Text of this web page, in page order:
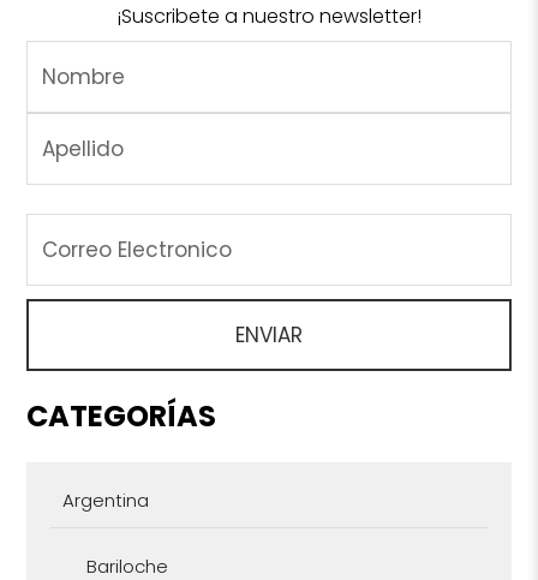
¡Suscribete a nuestro newsletter!
CATEGORÍAS
Argentina
Bariloche